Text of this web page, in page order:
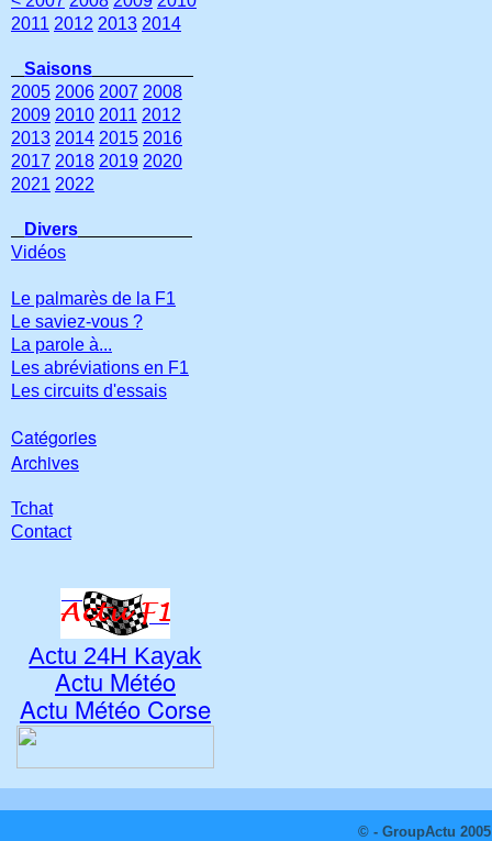
2011 2012 2013 2014
Saisons
2005 2006 2007 2008
2009 2010 2011 2012
2013 2014 2015 2016
2017 2018 2019 2020
2021 2022
Divers
Vidéos
Le palmarès de la F1
Le saviez-vous ?
La parole à...
Les abréviations en F1
Les circuits d'essais
Catégories
Archives
Tchat
Contact
Actu 24H Kayak
Actu Météo
Actu Météo Corse
© - GroupActu